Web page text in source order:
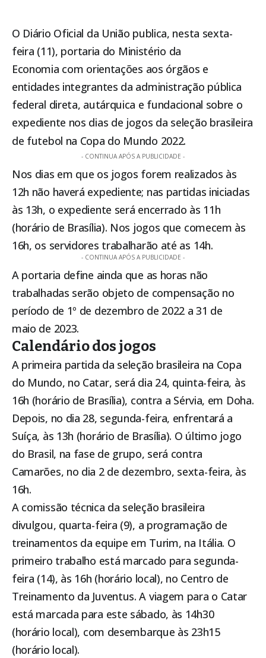
O Diário Oficial da União publica, nesta sexta-
feira (11), portaria do Ministério da
Economia com orientações aos órgãos e
entidades integrantes da administração pública
federal direta, autárquica e fundacional sobre o
expediente nos dias de jogos da seleção brasileira
de futebol na Copa do Mundo 2022.
- CONTINUA APÓS A PUBLICIDADE -
Nos dias em que os jogos forem realizados às
12h não haverá expediente; nas partidas iniciadas
às 13h, o expediente será encerrado às 11h
(horário de Brasília). Nos jogos que comecem às
16h, os servidores trabalharão até as 14h.
- CONTINUA APÓS A PUBLICIDADE -
A portaria define ainda que as horas não
trabalhadas serão objeto de compensação no
período de 1º de dezembro de 2022 a 31 de
maio de 2023.
Calendário dos jogos
A primeira partida da seleção brasileira na Copa
do Mundo, no Catar, será dia 24, quinta-feira, às
16h (horário de Brasília), contra a Sérvia, em Doha.
Depois, no dia 28, segunda-feira, enfrentará a
Suíça, às 13h (horário de Brasília). O último jogo
do Brasil, na fase de grupo, será contra
Camarões, no dia 2 de dezembro, sexta-feira, às
16h.
A comissão técnica da seleção brasileira
divulgou, quarta-feira (9), a programação de
treinamentos da equipe em Turim, na Itália. O
primeiro trabalho está marcado para segunda-
feira (14), às 16h (horário local), no Centro de
Treinamento da Juventus. A viagem para o Catar
está marcada para este sábado, às 14h30
(horário local), com desembarque às 23h15
(horário local).